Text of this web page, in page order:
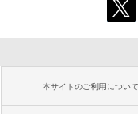
本サイトのご利用について